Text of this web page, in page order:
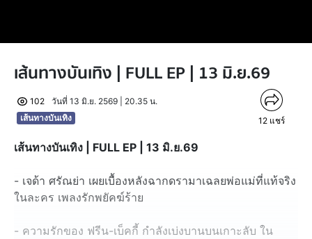
เส้นทางบันเทิง | FULL EP | 13 มิ.ย.69
102
วันที่ 13 มิ.ย. 2569 | 20.35 น.
เส้นทางบันเทิง
12 แชร์
เส้นทางบันเทิง | FULL EP | 13 มิ.ย.69
- เจด้า ศรัณย่า เผยเบื้องหลังฉากดรามาเฉลยพ่อแม่ที่แท้จริง
ในละคร เพลงรักพยัคฆ์ร้าย
- ความรักของ ฟรีน-เบ็คกี้ กำลังเบ่งบานบนเกาะลับ ใน